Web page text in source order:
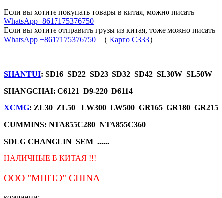
Если вы хотите покупать товары в китая, можно писать
WhatsApp+8617175376750
Если вы хотите отправить грузы из китая, тоже можно писать
WhatsApp +8617175376750 （ Карго C333）
SHANTUI: SD16 SD22 SD23 SD32 SD42 SL30W SL50W
SHANGCHAI: C6121 D9-220 D6114
XCMG: ZL30 ZL50 LW300 LW500 GR165 GR180 GR215
CUMMINS: NTA855C280 NTA855C360
SDLG CHANGLIN SEM ......
НАЛИЧНЫЕ В КИТАЯ !!!
ООО "МШТЭ" CHINA